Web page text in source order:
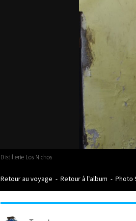
Distillerie Los Nichos
Retour au voyage - Retour à l'album - Photo